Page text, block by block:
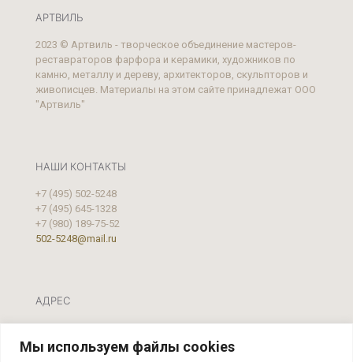
Мы используем файлы cookies
АРТВИЛЬ
2023 © Артвиль - творческое объединение мастеров-
реставраторов фарфора и керамики, художников по
камню, металлу и дереву, архитекторов, скульпторов и
живописцев. Материалы на этом сайте принадлежат ООО
"Артвиль"
НАШИ КОНТАКТЫ
+7 (495) 502-5248
+7 (495) 645-1328
+7 (980) 189-75-52
502-5248@mail.ru
АДРЕС